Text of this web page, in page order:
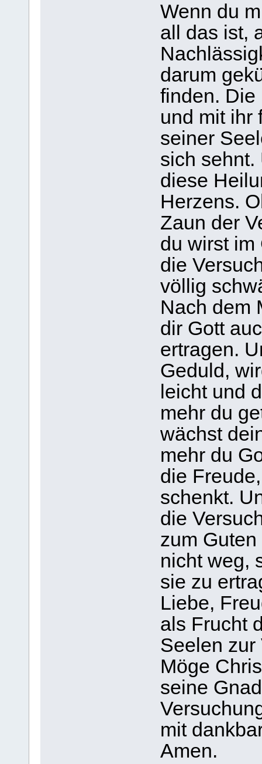
Wenn du
all das ist,
darum
finden. Die
und mit ihr
seiner
sich sehnt.
diese
Herzens.
Zaun der
du wirst im
die
völlig
Nach dem
dir Gott
ertragen.
Geduld,
leicht und
mehr du
wächst
mehr du
die
schenkt.
die
zum
nicht weg,
sie zu
Liebe,
als Frucht
Seelen zur
Möge
seine
mit
Amen.